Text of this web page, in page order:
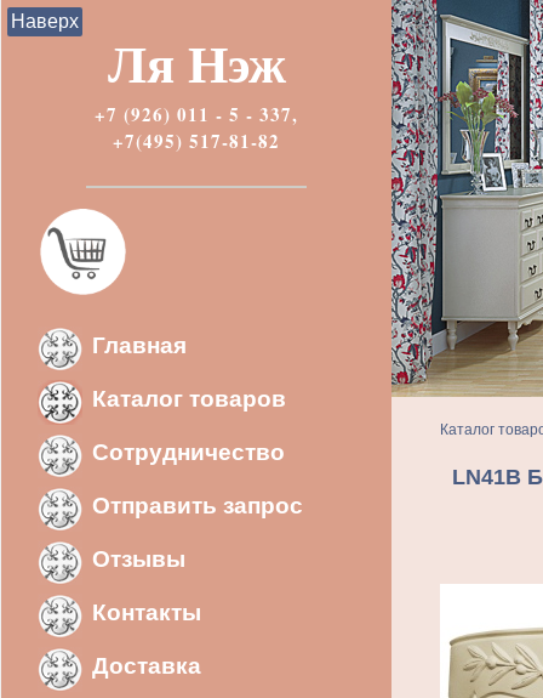
Ля Нэж
+7 (926) 011 - 5 - 337,
+7(495) 517-81-82
Главная
Каталог товаров
Сотрудничество
Отправить запрос
Отзывы
Контакты
Доставка
Каталог
LN41B
Наверх